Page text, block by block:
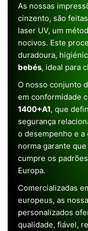
As nossas
cinzento, são
laser UV, um
nocivos. Este
duradoura,
bebés, ideal para
O nosso conjunto
em conformidade
1400+A1, que
segurança
o desempenho e a
norma garante
cumpre os
Europa.
Comercializadas
europeus, as
personalizados
qualidade, fiável,